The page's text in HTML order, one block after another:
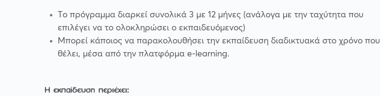
Το πρόγραμμα διαρκεί συνολικά 3 με 12 μήνες (ανάλογα με την ταχύτητα που
επιλέγει να το ολοκληρώσει ο εκπαιδευόμενος)
Μπορεί κάποιος να παρακολουθήσει την εκπαίδευση διαδικτυακά στο χρόνο που
θέλει, μέσα από την πλατφόρμα e-learning.
Η εκπαίδευση περιέχει: